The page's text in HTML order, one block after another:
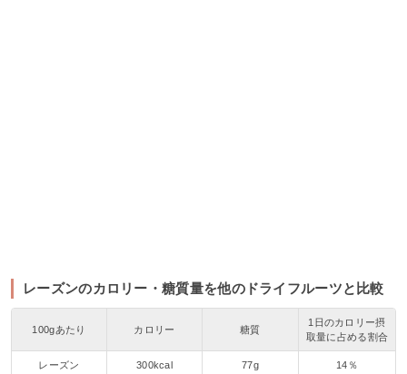
レーズンのカロリー・糖質量を他のドライフルーツと比較
100gあたり カロリー 糖質
1日のカロリー摂
取量に占める割合
レーズン 300kcal 77g 14％